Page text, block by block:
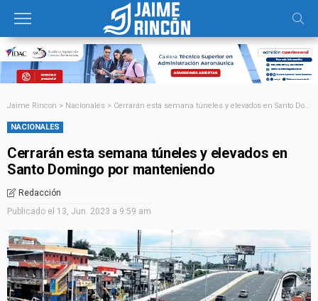
Jaime Rincon > Nacionales > Cerrarán esta semana túneles y elevados en Santo Domingo por manteniendo
NACIONALES
Cerrarán esta semana túneles y elevados en
Santo Domingo por manteniendo
Redacción
Publicado el 13, Jun. 2023 a 9:59 am